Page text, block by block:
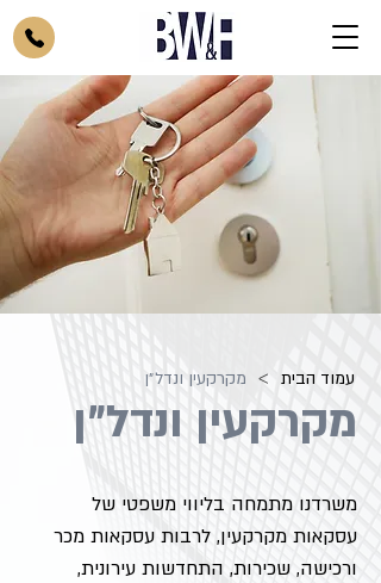
מקרקעין ונדל"ן
עמוד הבית > מקרקעין ונדל״ן
משרדנו מתמחה בליווי משפטי של
עסקאות מקרקעין, לרבות עסקאות מכר
ורכישה, שכירות, התחדשות עירונית,